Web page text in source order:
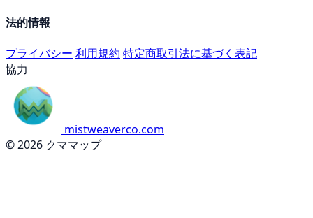
法的情報
プライバシー 利用規約 特定商取引法に基づく表記
協力
mistweaverco.com
© 2026 クママップ